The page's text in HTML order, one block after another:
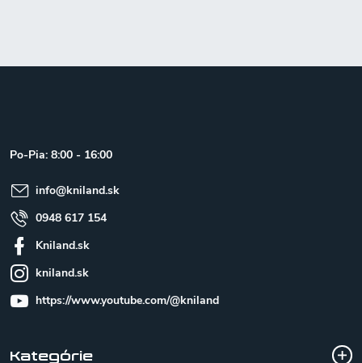
Po-Pia: 8:00 - 16:00
info@kniland.sk
0948 617 154
Kniland.sk
kniland.sk
https://www.youtube.com/@kniland
Kategórie